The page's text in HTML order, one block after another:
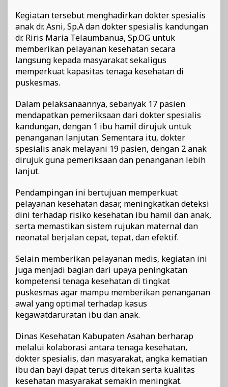
Kegiatan tersebut menghadirkan dokter spesialis
anak dr. Asni, Sp.A dan dokter spesialis kandungan
dr. Riris Maria Telaumbanua, Sp.OG untuk
memberikan pelayanan kesehatan secara
langsung kepada masyarakat sekaligus
memperkuat kapasitas tenaga kesehatan di
puskesmas.
Dalam pelaksanaannya, sebanyak 17 pasien
mendapatkan pemeriksaan dari dokter spesialis
kandungan, dengan 1 ibu hamil dirujuk untuk
penanganan lanjutan. Sementara itu, dokter
spesialis anak melayani 19 pasien, dengan 2 anak
dirujuk guna pemeriksaan dan penanganan lebih
lanjut.
Pendampingan ini bertujuan memperkuat
pelayanan kesehatan dasar, meningkatkan deteksi
dini terhadap risiko kesehatan ibu hamil dan anak,
serta memastikan sistem rujukan maternal dan
neonatal berjalan cepat, tepat, dan efektif.
Selain memberikan pelayanan medis, kegiatan ini
juga menjadi bagian dari upaya peningkatan
kompetensi tenaga kesehatan di tingkat
puskesmas agar mampu memberikan penanganan
awal yang optimal terhadap kasus
kegawatdaruratan ibu dan anak.
Dinas Kesehatan Kabupaten Asahan berharap
melalui kolaborasi antara tenaga kesehatan,
dokter spesialis, dan masyarakat, angka kematian
ibu dan bayi dapat terus ditekan serta kualitas
kesehatan masyarakat semakin meningkat.